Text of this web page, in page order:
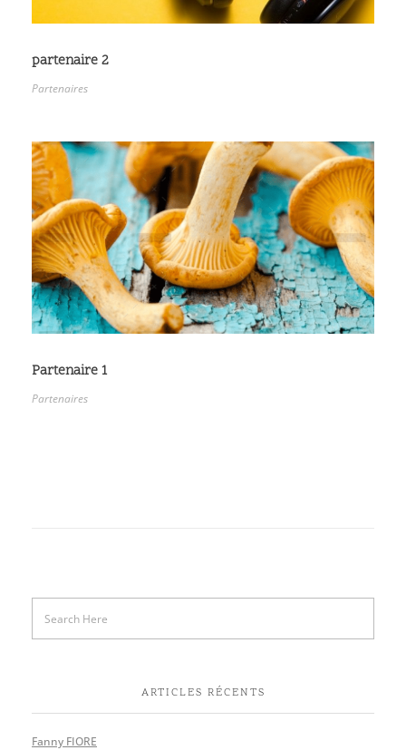
partenaire 2
Partenaires
Partenaire 1
Partenaires
ARTICLES RÉCENTS
Fanny FIORE